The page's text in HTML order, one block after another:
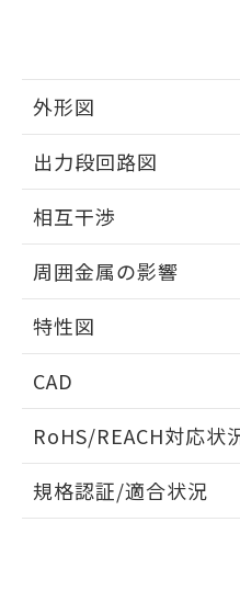
外形図
外形図
出力段回路図
出力段回路図
相互干渉
相互干渉
A: 100mm以上、B: 70mm以上
周囲金属の影響
周囲金属の影響
特性図
検出物体の大きさと材質によ
CAD
ドすることができます。
ログイ
RoHS/REACH対応状
EU RoHS 注意事項・凡
規格認証/適合状況
および当社の
※当社の共同利
の共同利用に
指します。
とができます。
EU RoHS指令（10
51物質の非含有証
※本証明書は発行日
るもので、過去に遡
また、RoHS指令の
物質の対応では、対
荷製品に未対応品が
り、2022年1月12日
す。